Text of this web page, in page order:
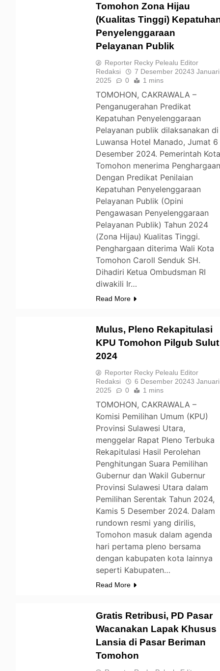
Tomohon Zona Hijau
(Kualitas Tinggi)
Penyelenggaraan
Pelayanan Publik
Reporter Recky Pelealu Editor
Redaksi
7 Desember 20243 Januari
2025
0 1 mins
TOMOHON, CAKRAWALA –
Penganugerahan Predikat
Kepatuhan Penyelenggaraan
Pelayanan publik dilaksanakan di
Luwansa Hotel Manado, Jumat 6
Desember 2024. Pemerintah
Tomohon menerima
Dengan Predikat Penilaian
Kepatuhan Penyelenggaraan
Pelayanan Publik (Opini
Pengawasan Penyelenggaraan
Pelayanan Publik) Tahun 2024
(Zona Hijau) Kualitas Tinggi.
Penghargaan diterima Wali Kota
Tomohon Caroll Senduk SH.
Dihadiri Ketua Ombudsman RI
diwakili Ir…
Read More
Mulus, Pleno Rekapitulasi
KPU Tomohon Pilgub Sulut
2024
Reporter Recky Pelealu Editor
Redaksi
6 Desember 20243 Januari
2025
0 1 mins
TOMOHON, CAKRAWALA –
Komisi Pemilihan Umum (KPU)
Provinsi Sulawesi Utara,
menggelar Rapat Pleno Terbuka
Rekapitulasi Hasil Perolehan
Penghitungan Suara Pemilihan
Gubernur dan Wakil Gubernur
Provinsi Sulawesi Utara dalam
Pemilihan Serentak Tahun 2024,
Kamis 5 Desember 2024. Dalam
rundown resmi yang dirilis,
Tomohon masuk dalam agenda
hari pertama pleno bersama
dengan kabupaten kota lainnya
seperti Kabupaten…
Read More
Gratis Retribusi, PD Pasar
Wacanakan Lapak Khusus
Lansia di Pasar Beriman
Tomohon